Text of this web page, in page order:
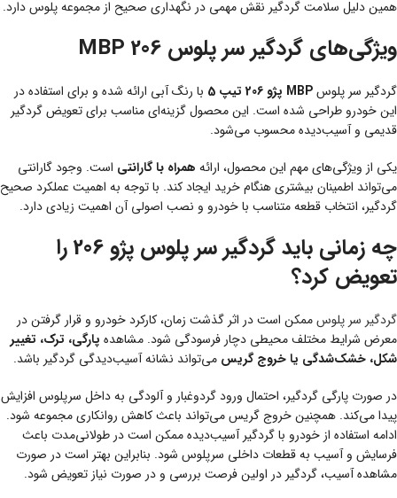
همین دلیل سلامت گردگیر نقش مهمی در نگهداری صحیح از مجموعه پلوس دارد.
ویژگی‌های گردگیر سر پلوس 206 MBP
گردگیر سر پلوسMBP پژو 206 تیپ 5
با رنگ آبی ارائه شده و برای استفاده در
این خودرو طراحی شده است. این محصول گزینه‌ای مناسب برای تعویض گردگیر
قدیمی و آسیب‌دیده محسوب می‌شود.
یکی از ویژگی‌های مهم این محصول، ارائه همراه با گارانتی است. وجود گارانتی
می‌تواند اطمینان بیشتری هنگام خرید ایجاد کند. با توجه به اهمیت عملکرد صحیح
گردگیر، انتخاب قطعه متناسب با خودرو و نصب اصولی آن اهمیت زیادی دارد.
چه زمانی باید گردگیر سر پلوس پژو 206 را
تعویض کرد؟
گردگیر سر پلوسممکن است در اثر گذشت زمان، کارکرد خودرو و قرار گرفتن در
معرض شرایط مختلف محیطی دچار فرسودگی شود. مشاهده پارگی، ترک، تغییر
شکل، خشک‌شدگی یا خروج گریس می‌تواند نشانه آسیب‌دیدگی گردگیر باشد.
در صورت پارگی گردگیر، احتمال ورود گردوغبار و آلودگی به داخل سرپلوس افزایش
پیدا می‌کند. همچنین خروج گریس می‌تواند باعث کاهش روانکاری مجموعه شود.
ادامه استفاده از خودرو با گردگیر آسیب‌دیده ممکن است در طولانی‌مدت باعث
فرسایش و آسیب به قطعات داخلی سرپلوس شود. بنابراین بهتر است در صورت
مشاهده آسیب، گردگیر در اولین فرصت بررسی و در صورت نیاز تعویض شود.